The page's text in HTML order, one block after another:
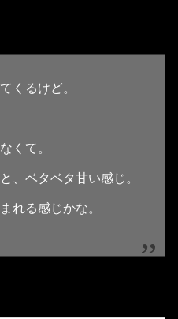
くるけど。
くて。
、ベタベタ甘い感じ。
れる感じかな。